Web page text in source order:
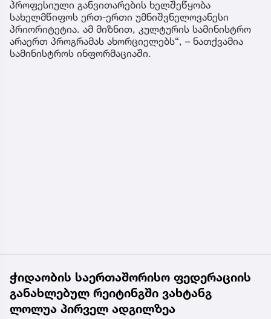
პროფესიული განვითარების ხელშეწყობა
სახელმწიფოს ერთ-ერთი უმნიშვნელოვანესი
პრიორიტეტია. ამ მიზნით, კულტურის სამინისტრო
არაერთ პროგრამას ახორციელებს“, – ნათქვამია
სამინისტროს ინფორმაციაში.
ჭიდაობის საერთაშორისო ფედერაციის
განახლებულ რეიტინგში ვახტანგ
ლოლუა პირველ ადგილზეა